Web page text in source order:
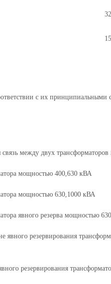
15
с их принципиальными
между двух
мощностью 400,630 кВА
мощностью 630,1000 кВА
явного резерва мощностью
явного резервирования
резервирования